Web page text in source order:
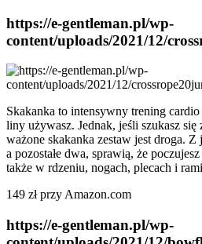
https://e-gentleman.pl/wp-
content/uploads/2021/12/
Skakanka to intensywny trening
liny używasz. Jednak, jeśli szukasz
ważone skakanka zestaw jest droga.
a pozostałe dwa, sprawią, że
także w rdzeniu, nogach, plecach i
149 zł przy Amazon.com
https://e-gentleman.pl/wp-